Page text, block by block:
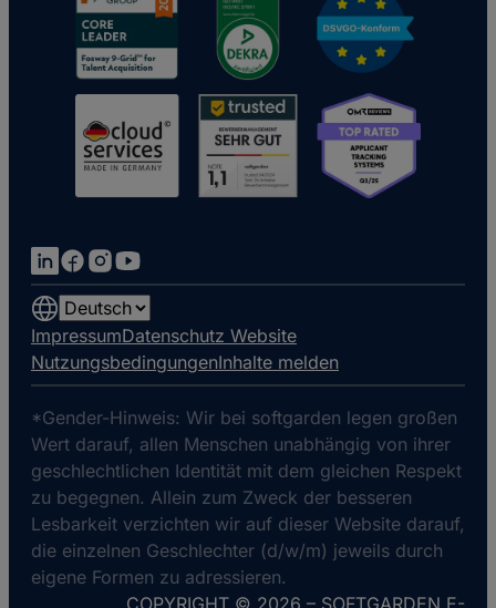
Choose
a
language
ImpressumDatenschutz Website
NutzungsbedingungenInhalte melden
*Gender-Hinweis: Wir bei softgarden legen großen
Wert darauf, allen Menschen unabhängig von ihrer
geschlechtlichen Identität mit dem gleichen Respekt
zu begegnen. Allein zum Zweck der besseren
Lesbarkeit verzichten wir auf dieser Website darauf,
die einzelnen Geschlechter (d/w/m) jeweils durch
eigene Formen zu adressieren.
COPYRIGHT © 2026 – SOFTGARDEN E-